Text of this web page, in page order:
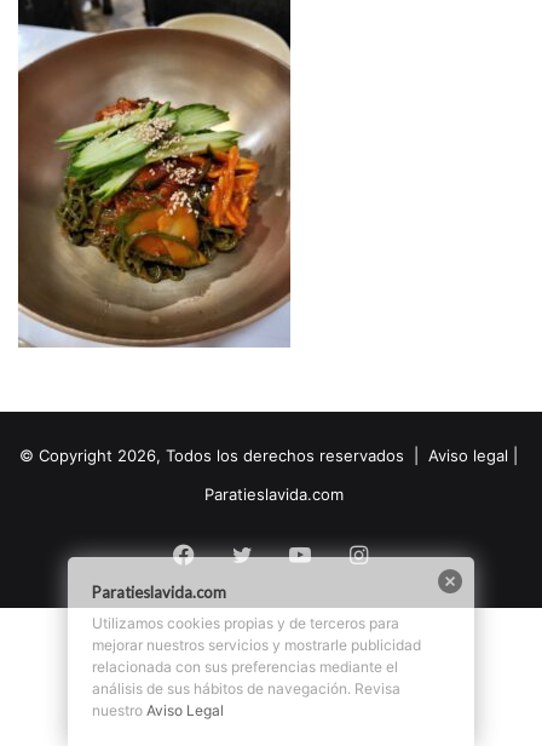
© Copyright 2026, Todos los derechos reservados | Aviso legal
Paratieslavida.com
Facebook
TwitterYouTubeInstagram
Paratieslavida.com
Utilizamos cookies propias y de terceros para
mejorar nuestros servicios y mostrarle publicidad
relacionada con sus preferencias mediante el
análisis de sus hábitos de navegación. Revisa
nuestro Aviso Legal